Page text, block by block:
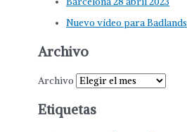
Nuevo vídeo para Badlands
Archivo
Archivo
Etiquetas